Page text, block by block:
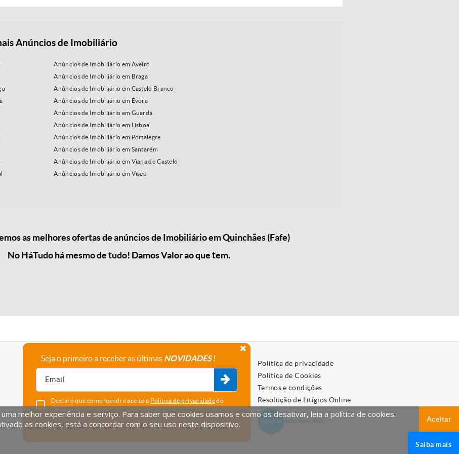
Anúncios de Imobiliário
Anúncios de Imobiliário em Aveiro
Anúncios de Imobiliário em Braga
Anúncios de Imobiliário em Castelo Branco
Anúncios de Imobiliário em Évora
Anúncios de Imobiliário em Guarda
Anúncios de Imobiliário em Lisboa
Anúncios de Imobiliário em Portalegre
Anúncios de Imobiliário em Santarém
Anúncios de Imobiliário em Viana do Castelo
Anúncios de Imobiliário em Viseu
as melhores ofertas de anúncios de Imobiliário em Quinchães (Fafe)
No HáTudo há mesmo de tudo! Damos Valor ao que tem.
A empresa
Parceiros
Política de privacidade
Política de Cookies
Termos e condições
Resolução de Litígios Online
Seja o primeiro a receber as últimas NOVIDADES!
Declaro que compreendi e aceito a Política de privacidadedo
HáTudo.
Anular subscrição
melhor experiência e serviço. Para saber que cookies usamos e como os desativar, leia a política de cookies.
as cookies, está a concordar com o seu uso neste dispositivo.
Aceitar
Saiba mais